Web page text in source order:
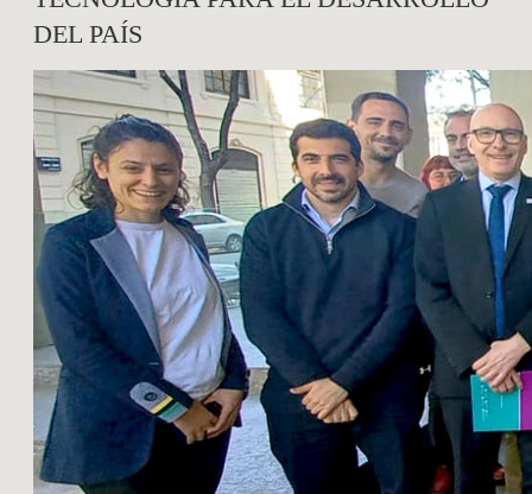
DEL PAÍS